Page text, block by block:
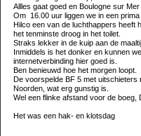
Allles gaat goed en Boulogne sur
Om 16.00 uur liggen we in een
Hilco een van de luchthappers heeft
het tenminste droog in het toilet.
Straks lekker in de kuip aan de
Inmiddels is het donker en kunnen
internetverbinding hier goed is.
Ben benieuwd hoe het morgen loopt.
De voorspelde BF 5 met uitschieters
Noorden, wat erg gunstig is.
Wel een flinke afstand voor de boeg,
Het was een hak- en klotsdag